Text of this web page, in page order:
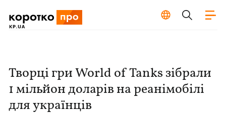
Творці гри World of Tanks зібрали
1 мільйон доларів на реанімобілі
для українців